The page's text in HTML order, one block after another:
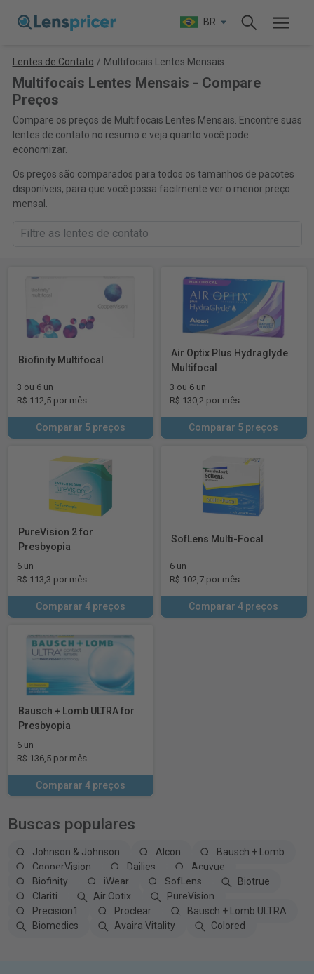
BR
Lentes de Contato / Multifocais Lentes Mensais
Multifocais Lentes Mensais - Compare
Preços
Compare os preços de Multifocais Lentes Mensais. Encontre suas
lentes de contato no resumo e veja quanto você pode
economizar.
Os preços são comparados para todos os tamanhos de pacotes
disponíveis, para que você possa facilmente ver o menor preço
mensal.
Biofinity Multifocal
3 ou 6 un
R$ 112,5 por mês
Comparar 5 preços
Air Optix Plus Hydraglyde
Multifocal
3 ou 6 un
R$ 130,2 por mês
Comparar 5 preços
PureVision 2 for
Presbyopia
6 un
R$ 113,3 por mês
Comparar 4 preços
SofLens Multi-Focal
6 un
R$ 102,7 por mês
Comparar 4 preços
Bausch + Lomb ULTRA for
Presbyopia
6 un
R$ 136,5 por mês
Comparar 4 preços
Buscas populares
Johnson & Johnson Alcon
Bausch + Lomb
CooperVision
Dailies
Acuvue
Biofinity
iWear SofLens
Biotrue
Clariti
Air Optix
PureVision
Precision1
Proclear
Bausch + Lomb ULTRA
Biomedics
Avaira Vitality Colored